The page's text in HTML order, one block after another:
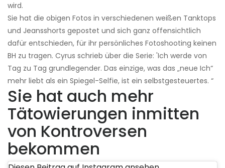
wird.
Sie hat die obigen Fotos in verschiedenen weißen Tanktops
und Jeansshorts gepostet und sich ganz offensichtlich
dafür entschieden, für ihr persönliches Fotoshooting keinen
BH zu tragen. Cyrus schrieb über die Serie: 'Ich werde von
Tag zu Tag grundlegender. Das einzige, was das „neue Ich“
mehr liebt als ein Spiegel-Selfie, ist ein selbstgesteuertes. “
Sie hat auch mehr
Tätowierungen inmitten
von Kontroversen
bekommen